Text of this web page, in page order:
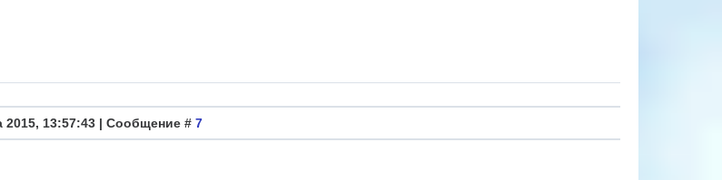
2015, 13:57:43 | Сообщение # 7